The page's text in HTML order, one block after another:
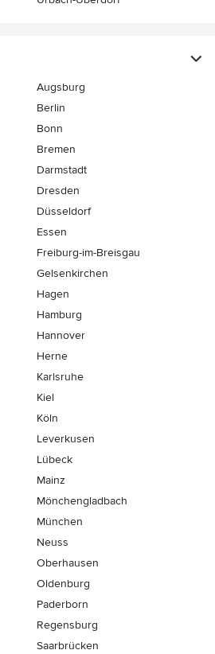
Augsburg
Berlin
Bonn
Bremen
Darmstadt
Dresden
Düsseldorf
Essen
Freiburg-im-Breisgau
Gelsenkirchen
Hagen
Hamburg
Hannover
Herne
Karlsruhe
Kiel
Köln
Leverkusen
Lübeck
Mainz
Mönchen­gladbach
München
Neuss
Oberhausen
Oldenburg
Paderborn
Regensburg
Saarbrücken